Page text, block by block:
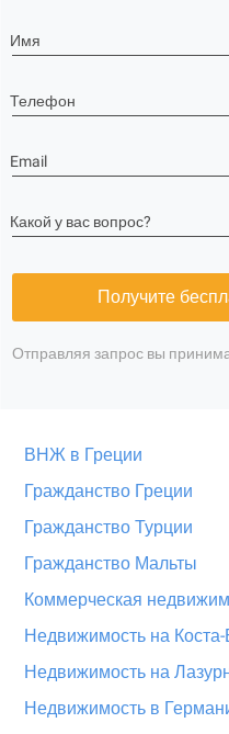
Имя
Телефон
Email
Какой у вас вопрос?
Получите
Отправляя запрос вы
ВНЖ в Греции
Гражданство Греции
Гражданство Турции
Гражданство Мальты
Коммерческая
Недвижимость на
Недвижимость на
Недвижимость в